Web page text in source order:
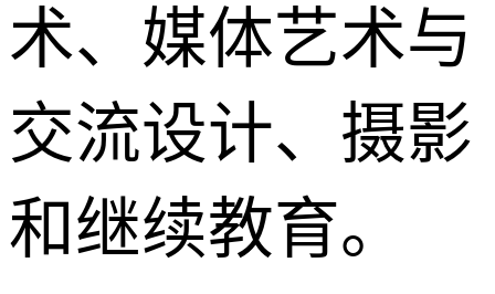
术、媒体艺术与
交流设计、摄影
和继续教育。